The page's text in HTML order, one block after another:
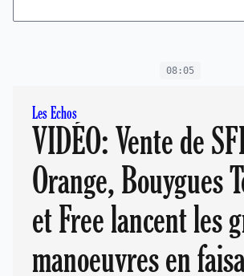
08:05
Les Echos
VIDÉO: Vente de
Orange, Bouygues
et Free lancent les
manoeuvres en